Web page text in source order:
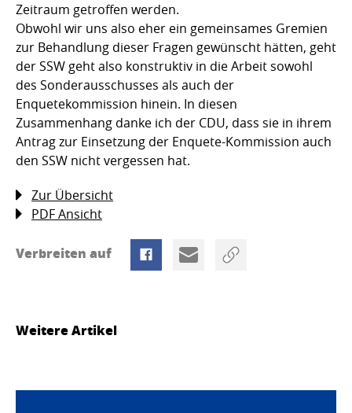
Zeitraum getroffen werden.
Obwohl wir uns also eher ein gemeinsames Gremien
zur Behandlung dieser Fragen gewünscht hätten, geht
der SSW geht also konstruktiv in die Arbeit sowohl
des Sonderausschusses als auch der
Enquetekommission hinein. In diesen
Zusammenhang danke ich der CDU, dass sie in ihrem
Antrag zur Einsetzung der Enquete-Kommission auch
den SSW nicht vergessen hat.
Zur Übersicht
PDF Ansicht
Verbreiten auf
Weitere Artikel